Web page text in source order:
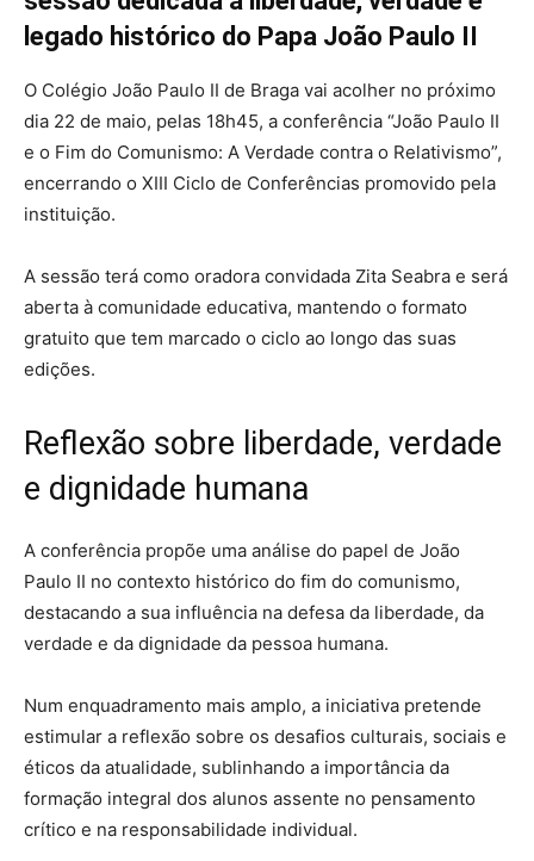
legado histórico do Papa João Paulo II
O Colégio João Paulo II de Braga vai acolher no próximo
dia 22 de maio, pelas 18h45, a conferência “João Paulo II
e o Fim do Comunismo: A Verdade contra o Relativismo”,
encerrando o XIII Ciclo de Conferências promovido pela
instituição.
A sessão terá como oradora convidada Zita Seabra e será
aberta à comunidade educativa, mantendo o formato
gratuito que tem marcado o ciclo ao longo das suas
edições.
Reflexão sobre liberdade, verdade
e dignidade humana
A conferência propõe uma análise do papel de João
Paulo II no contexto histórico do fim do comunismo,
destacando a sua influência na defesa da liberdade, da
verdade e da dignidade da pessoa humana.
Num enquadramento mais amplo, a iniciativa pretende
estimular a reflexão sobre os desafios culturais, sociais e
éticos da atualidade, sublinhando a importância da
formação integral dos alunos assente no pensamento
crítico e na responsabilidade individual.